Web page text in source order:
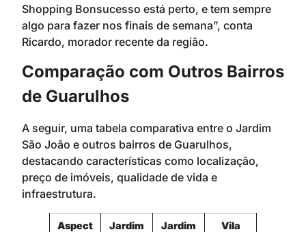
Shopping Bonsucesso está perto, e tem sempre
algo para fazer nos finais de semana”, conta
Ricardo, morador recente da região.
Comparação com Outros Bairros
de Guarulhos
A seguir, uma tabela comparativa entre o Jardim
São João e outros bairros de Guarulhos,
destacando características como localização,
preço de imóveis, qualidade de vida e
infraestrutura.
Aspect
Jardim
Jardim
Vila